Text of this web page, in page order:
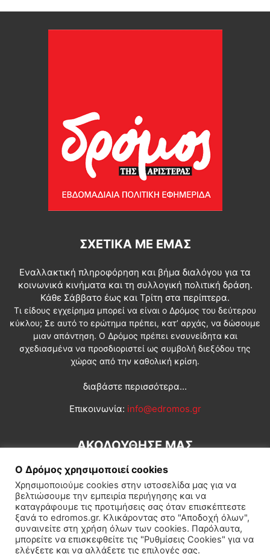
ΣΧΕΤΙΚΆ ΜΕ ΕΜΆΣ
Εναλλακτική πληροφόρηση και βήμα διαλόγου για τα
κοινωνικά κινήματα και τη συλλογική πολιτική δράση.
Κάθε Σάββατο έως και Τρίτη στα περίπτερα.
Τι είδους εγχείρημα μπορεί να είναι ο Δρόμος του δεύτερου
κύκλου; Σε αυτό το ερώτημα πρέπει, κατ’ αρχάς, να δώσουμε
μιαν απάντηση. Ο Δρόμος πρέπει ενσυνείδητα και
σχεδιασμένα να προσδιοριστεί ως συμβολή διεξόδου της
χώρας από την καθολική κρίση.
διαβάστε περισσότερα...
Επικοινωνία: info@edromos.gr
ΑΚΟΛΟΥΘΗΣΕ ΜΑΣ
Εγγραφή συνδρομητή Πολιτική Διεθνή Κοινωνία
Ο Δρόμος χρησιμοποιεί cookies
Χρησιμοποιούμε cookies στην ιστοσελίδα μας για να
βελτιώσουμε την εμπειρία περιήγησης και να
καταγράφουμε τις προτιμήσεις σας όταν επισκέπτεστε
ξανά το edromos.gr. Κλικάροντας στο "Αποδοχή όλων",
συναινείτε στη χρήση όλων των cookies. Παρόλαυτα,
μπορείτε να επισκεφθείτε τις "Ρυθμίσεις Cookies" για να
ελέγξετε και να αλλάξετε τις επιλογές σας.